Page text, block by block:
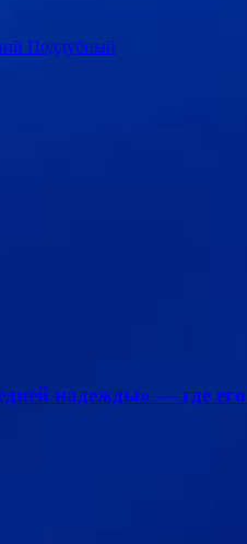
Поддубный
надежды» — где